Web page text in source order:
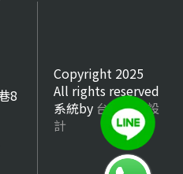
8
Copyright 2025
All rights reserved
系統by 台南網頁設
計